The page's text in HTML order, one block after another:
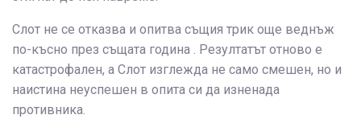
Слот не се отказва и опитва същия трик още веднъж
по-късно през същата година . Резултатът отново е
катастрофален, а Слот изглежда не само смешен, но и
наистина неуспешен в опита си да изненада
противника.